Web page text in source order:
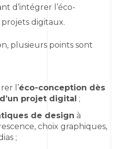
d’intégrer l’éco-
digitaux.
plusieurs points sont
l’éco-conception dès
projet digital ;
de design à
choix graphiques,
;